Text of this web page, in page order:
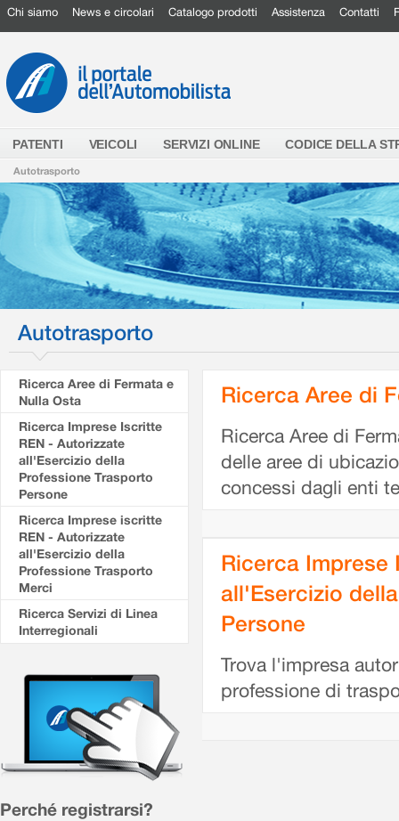
Chi siamo News e circolari Catalogo prodotti Assistenza Contatti
PATENTI VEICOLI SERVIZI ONLINE CODICE DELLA
Autotrasporto
Autotrasporto
Ricerca Aree di Fermata e
Nulla Osta
Ricerca Imprese Iscritte
REN - Autorizzate
all'Esercizio della
Professione Trasporto
Persone
Ricerca Imprese iscritte
REN - Autorizzate
all'Esercizio della
Professione Trasporto
Merci
Ricerca Servizi di Linea
Interregionali
Perché registrarsi?
Ricerca Aree di
Ricerca Aree di
delle aree di
concessi dagli enti
Ricerca Imprese
all'Esercizio
Persone
Trova l'impresa
professione di